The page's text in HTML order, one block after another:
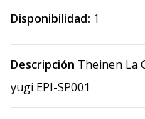
Disponibilidad: 1
Descripción Theinen La
yugi EPI-SP001